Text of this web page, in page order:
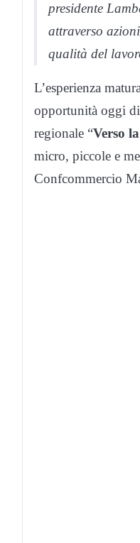
presidente
attraverso
qualità del
L’esperienza
opportunità oggi
regionale “Verso
micro, piccole e
Confcommercio